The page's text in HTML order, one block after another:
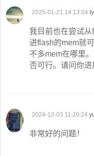
2025-01-21 14:13:04 ly
我目前也在尝试
进flash的mem就
不多mem在哪里
否可行。请问你
2024-12-03 11:29:24
非常好的问题！